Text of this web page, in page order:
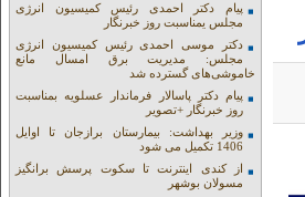
پیام دکتر احمدی رئیس کمیسیون انرژی
مجلس یمناسبت روز خبرنگار
دکتر موسی احمدی رئیس کمیسیون انرژی
مجلس: مدیریت برق امسال مانع
خاموشی‌های گسترده شد
پیام دکتر پاسالار فرماندار عسلویه بمناسبت
روز خبرنگار +تصویر
وزیر بهداشت: بیمارستان برازجان تا اوایل
1406 تکمیل می شود
از کندی اینترنت تا سکوت پرسش برانگیز
مسولان بوشهر